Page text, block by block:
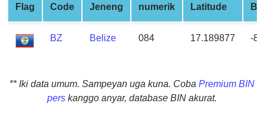
What
is
My
IP
?
Flag Code Jeneng numerik Latitude
BZ Belize 084 17.189877 -
** Iki data umum. Sampeyan uga kuna. Coba Premium BIN
pers kanggo anyar, database BIN akurat.